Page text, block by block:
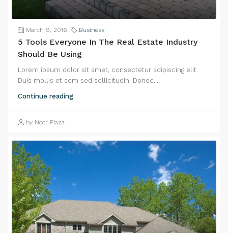
March 9, 2016 Business
5 Tools Everyone In The Real Estate Industry
Should Be Using
Lorem ipsum dolor sit amet, consectetur adipiscing elit.
Duis mollis et sem sed sollicitudin. Donec...
Continue reading
by Noor Plaza